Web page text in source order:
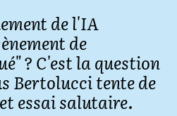
de l'IA
de
? C'est la question
Bertolucci tente de
essai salutaire.